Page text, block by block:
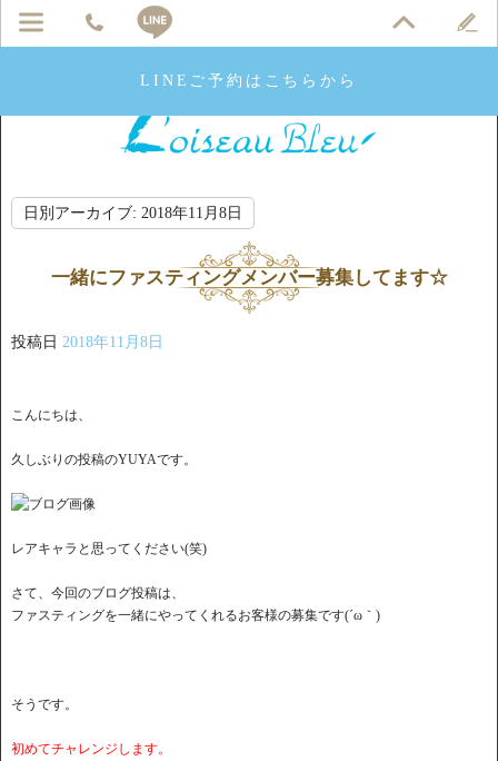
LINEご予約はこちらから
日別アーカイブ: 2018年11月8日
一緒にファスティングメンバー募集してます☆
投稿日 2018年11月8日
こんにちは、
久しぶりの投稿のYUYAです。
レアキャラと思ってください(笑)
さて、今回のブログ投稿は、
ファスティングを一緒にやってくれるお客様の募集です(´ω｀)
そうです。
初めてチャレンジします。